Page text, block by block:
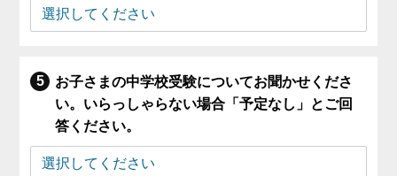
お子さまの中学校受験についてお聞かせくださ
い。いらっしゃらない場合「予定なし」とご回
答ください。